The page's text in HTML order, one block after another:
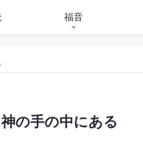
福音
の手の中にある